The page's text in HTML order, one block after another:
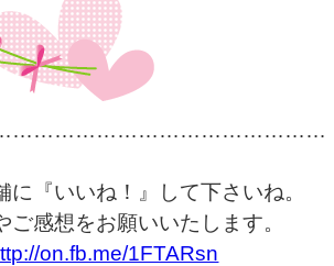
『いいね！』して下さいね。
ご感想をお願いいたします。
on.fb.me/1FTARsn